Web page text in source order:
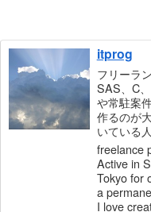
itprog
フリーラ
SAS、C
や常駐案
作るのが
いている
freelance
Active in
Tokyo for
a
I love